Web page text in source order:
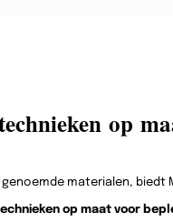
op
materialen, biedt
op maat voor